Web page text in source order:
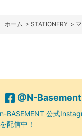
ホーム > STATIONERY >
@N-Basement
n-BASEMENT 公式
を配信中！